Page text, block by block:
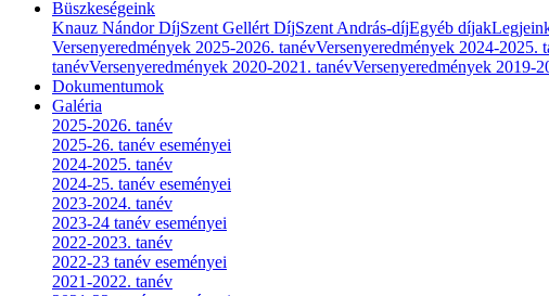
Büszkeségeink
Knauz Nándor DíjSzent Gellért DíjSzent András-díjEgyéb díjak
Versenyeredmények 2025-2026. tanévVersenyeredmények 2024-2025.
tanévVersenyeredmények 2020-2021. tanévVersenyeredmények 2019-
Dokumentumok
Galéria
2025-2026. tanév
2025-26. tanév eseményei
2024-2025. tanév
2024-25. tanév eseményei
2023-2024. tanév
2023-24 tanév eseményei
2022-2023. tanév
2022-23 tanév eseményei
2021-2022. tanév